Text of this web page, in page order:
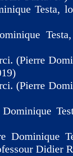
Testa,
(Pierre
(Pierre
Dominique
Didier